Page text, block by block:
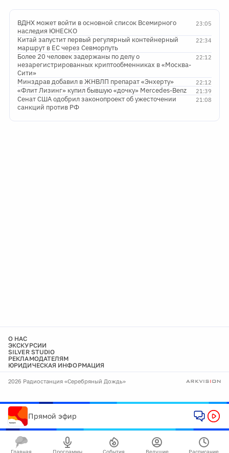
23:05
ВДНХ может войти в основной список Всемирного
наследия ЮНЕСКО
22:34
Китай запустит первый регулярный контейнерный
маршрут в ЕС через Севморпуть
22:12
Более 20 человек задержаны по делу о
незарегистрированных криптообменниках в «Москва-
Сити»
22:12
Минздрав добавил в ЖНВЛП препарат «Энхерту»
21:39
«Флит Лизинг» купил бывшую «дочку» Mercedes-Benz
21:08
Сенат США одобрил законопроект об ужесточении
санкций против РФ
О НАС
ЭКСКУРСИИ
SILVER STUDIO
РЕКЛАМОДАТЕЛЯМ
ЮРИДИЧЕСКАЯ ИНФОРМАЦИЯ
2026 Радиостанция «Серебряный Дождь»
Прямой эфир
Главная Программы События Ведущие Расписание